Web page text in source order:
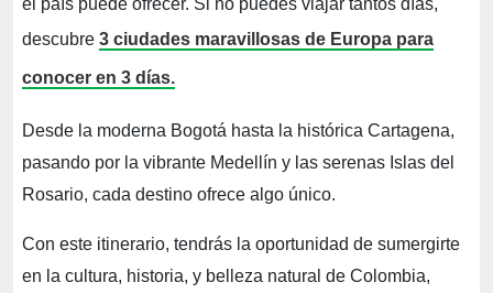
el país puede ofrecer. Si no puedes viajar tantos días,
descubre 3 ciudades maravillosas de Europa para
conocer en 3 días.
Desde la moderna Bogotá hasta la histórica Cartagena,
pasando por la vibrante Medellín y las serenas Islas del
Rosario, cada destino ofrece algo único.
Con este itinerario, tendrás la oportunidad de sumergirte
en la cultura, historia, y belleza natural de Colombia,